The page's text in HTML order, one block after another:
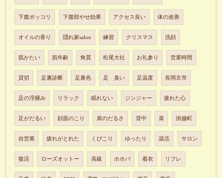
下腹ポッコリ 下腹部やせ効果 アクセス良い 体の改善
オイルの香り 隠れ家salon 練習 クリスマス 洗顔
肌かたい 肌年齢 角質 松尾大社 お礼参り 営業時間
貸切 足裏診断 足裏色 足 臭い 足温度 長岡京市
足の浮腫み リラック 眠れない ジンジャー 疲れた心
足がだるい 顔面のこり 肩のだるさ 背中 肩 掛越町
自営業 疲れがとれた くびこり ゆったり 温活 サロン
復活 ローズオットー 高級 ホホバ 着衣 リフレ